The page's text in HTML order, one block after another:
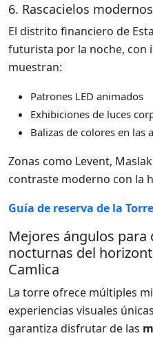
6. Rascacielos
El distrito financiero de
futurista por la noche, con
muestran:
Patrones LED animados
Exhibiciones de luces
Balizas de colores en las
Zonas como Levent,
contraste moderno con la
Guía de reserva de la
Mejores ángulos
nocturnas del
Camlica
La torre ofrece múltiples
experiencias visuales
garantiza disfrutar de las